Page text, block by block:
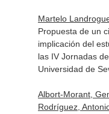
Martelo
Propuesta de un
implicación del
las IV Jornadas
Universidad de
Albort-Morant,
Rodríguez,